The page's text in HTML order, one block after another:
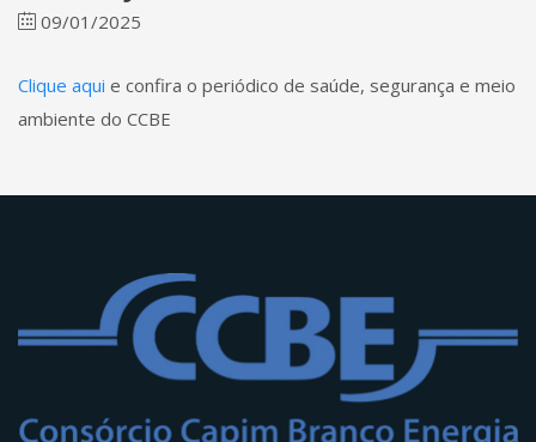
09/01/2025
Clique aqui e confira o periódico de saúde, segurança e meio
ambiente do CCBE